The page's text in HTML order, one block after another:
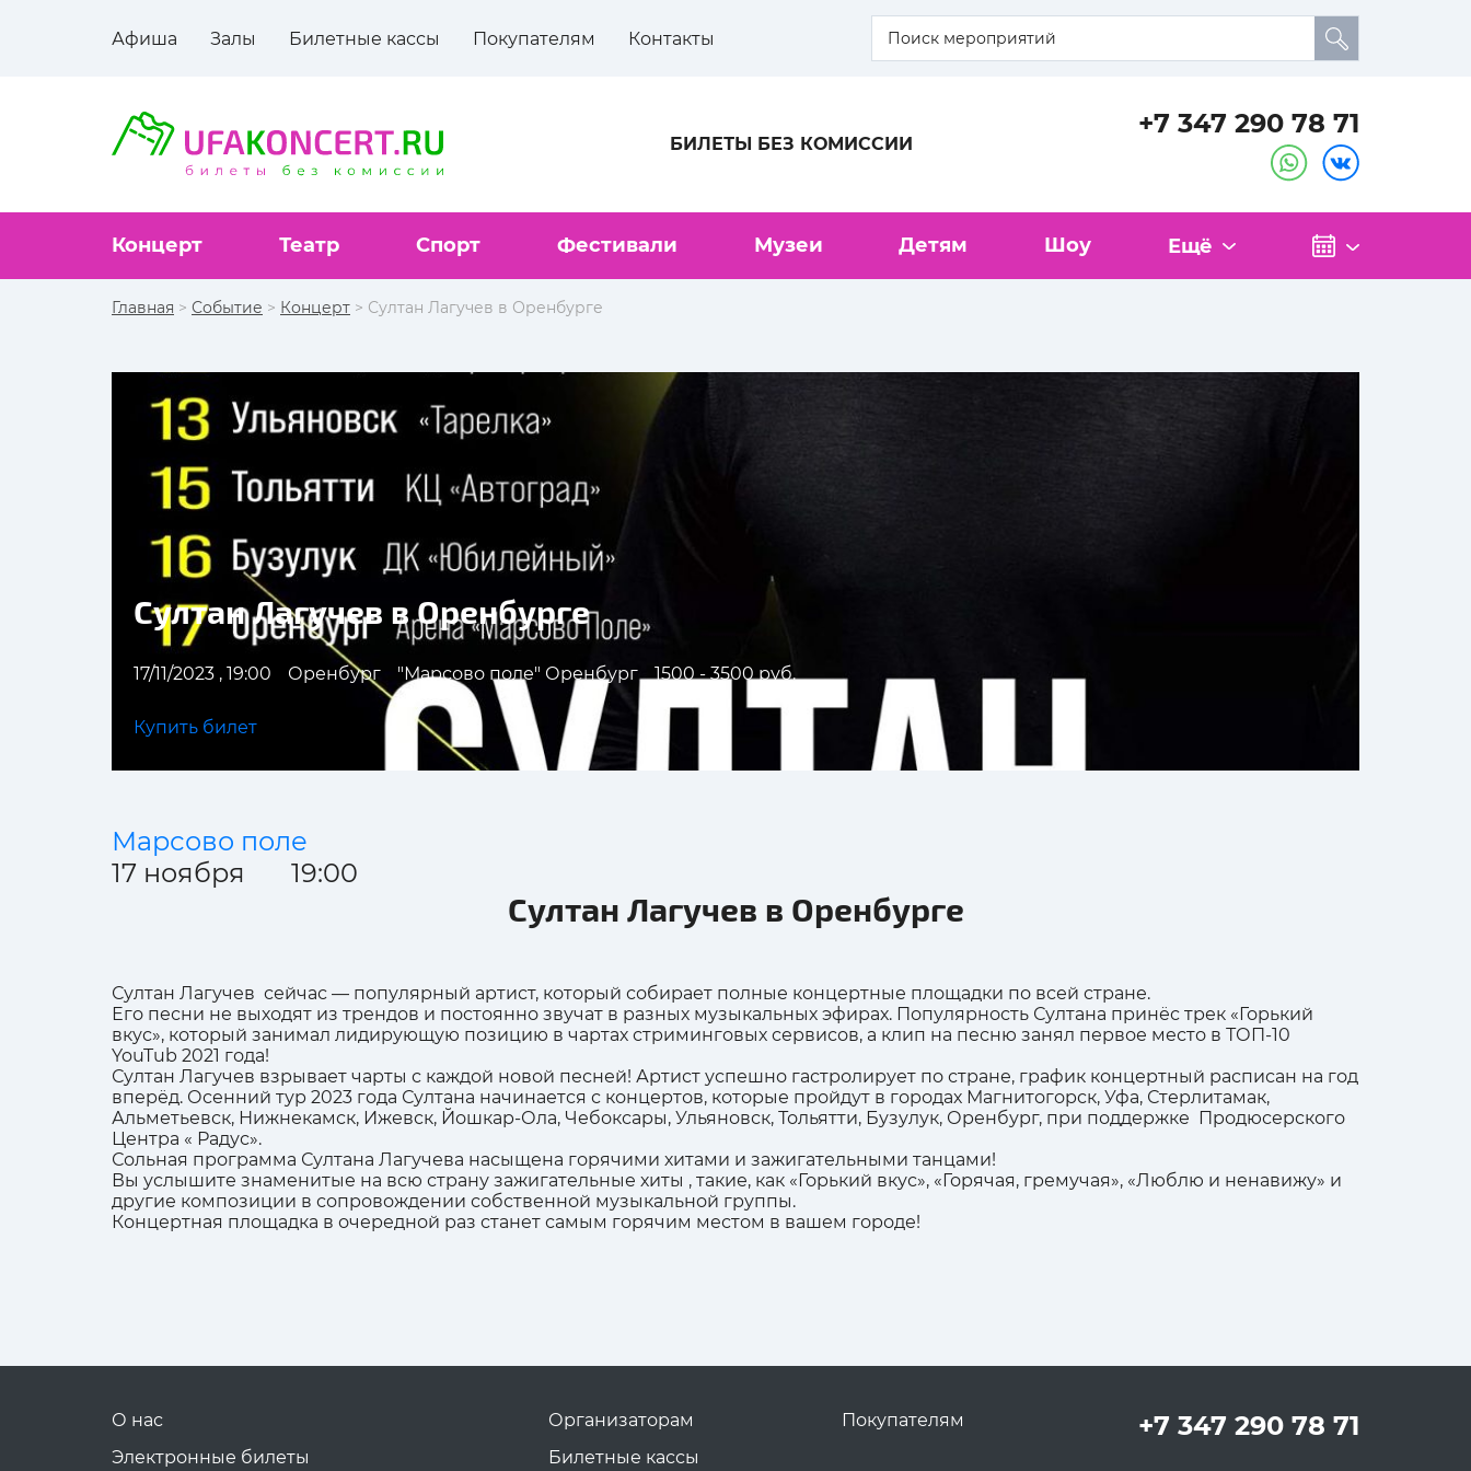
Афиша Залы Билетные кассы Покупателям Контакты
БИЛЕТЫ БЕЗ КОМИССИИ
+7 347 290 78 71
Концерт Театр Спорт Фестивали Музеи Детям Шоу Ещё
Главная > Событие > Концерт > Султан Лагучев в Оренбурге
Султан Лагучев в Оренбурге
17/11/2023 , 19:00 Оренбург "Марсово поле" Оренбург 1500 - 3500 руб.
Купить билет
Марсово поле
17 ноября 19:00
Султан Лагучев в Оренбурге
Султан Лагучев сейчас — популярный артист, который собирает полные концертные площадки по всей стране.
Его песни не выходят из трендов и постоянно звучат в разных музыкальных эфирах. Популярность Султана принёс трек «Горький
вкус», который занимал лидирующую позицию в чартах стриминговых сервисов, а клип на песню занял первое место в ТОП-10
YouTub 2021 года!
Султан Лагучев взрывает чарты с каждой новой песней! Артист успешно гастролирует по стране, график концертный расписан на год
вперёд. Осенний тур 2023 года Султана начинается с концертов, которые пройдут в городах Магнитогорск, Уфа, Стерлитамак,
Альметьевск, Нижнекамск, Ижевск, Йошкар-Ола, Чебоксары, Ульяновск, Тольятти, Бузулук, Оренбург, при поддержке Продюсерского
Центра « Радус».
Сольная программа Султана Лагучева насыщена горячими хитами и зажигательными танцами!
Вы услышите знаменитые на всю страну зажигательные хиты , такие, как «Горький вкус», «Горячая, гремучая», «Люблю и ненавижу» и
другие композиции в сопровождении собственной музыкальной группы.
Концертная площадка в очередной раз станет самым горячим местом в вашем городе!
О нас
Электронные билеты
Организаторам
Билетные кассы
Покупателям +7 347 290 78 71